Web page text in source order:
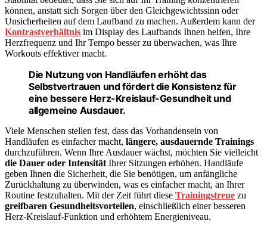
können, anstatt sich Sorgen über den Gleichgewichtssinn oder
Unsicherheiten auf dem Laufband zu machen. Außerdem kann der
Kontrastverhältnis im Display des Laufbands Ihnen helfen, Ihre
Herzfrequenz und Ihr Tempo besser zu überwachen, was Ihre
Workouts effektiver macht.
Die Nutzung von Handläufen erhöht das
Selbstvertrauen und fördert die Konsistenz für
eine bessere Herz-Kreislauf-Gesundheit und
allgemeine Ausdauer.
Viele Menschen stellen fest, dass das Vorhandensein von
Handläufen es einfacher macht, längere, ausdauernde Trainings
durchzuführen. Wenn Ihre Ausdauer wächst, möchten Sie vielleicht
die Dauer oder Intensität Ihrer Sitzungen erhöhen. Handläufe
geben Ihnen die Sicherheit, die Sie benötigen, um anfängliche
Zurückhaltung zu überwinden, was es einfacher macht, an Ihrer
Routine festzuhalten. Mit der Zeit führt diese Trainingstreue zu
greifbaren Gesundheitsvorteilen, einschließlich einer besseren
Herz-Kreislauf-Funktion und erhöhtem Energieniveau.